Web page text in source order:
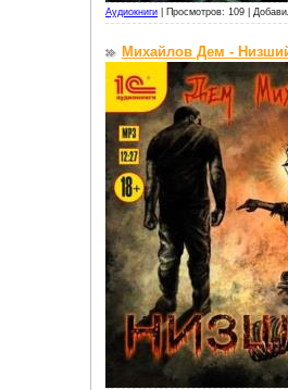
Аудиокниги Просмотров: 109 |
Михайлов Дем -